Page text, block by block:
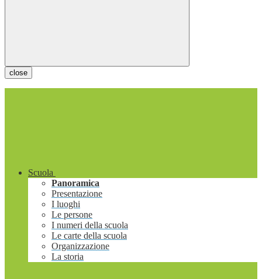
close
Scuola
Panoramica
Presentazione
I luoghi
Le persone
I numeri della scuola
Le carte della scuola
Organizzazione
La storia